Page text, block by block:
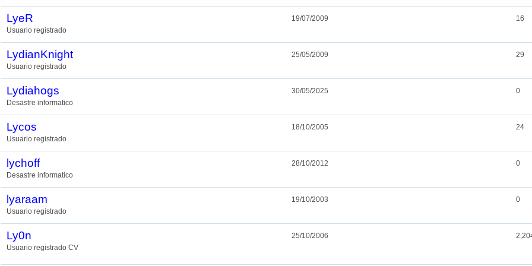
LyeR
Usuario registrado
19/07/2009 16
LydianKnight
Usuario registrado
25/05/2009 29
Lydiahogs
Desastre informatico
30/05/2025 0
Lycos
Usuario registrado
18/10/2005 24
lychoff
Desastre informatico
28/10/2012 0
lyaraam
Usuario registrado
19/10/2003 0
Ly0n
Usuario registrado CV
25/10/2006